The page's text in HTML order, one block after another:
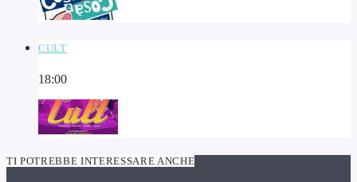
CULT
18:00
TI POTREBBE INTERESSARE ANCHE